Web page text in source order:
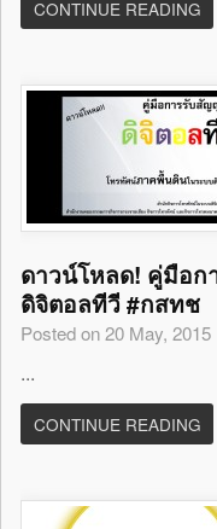
CONTINUE READING
ดาวน์โหลด! คู่มือ
ดิจิตอลทีวี #กสทช
Posted on 20 May, 2015
...
CONTINUE READING